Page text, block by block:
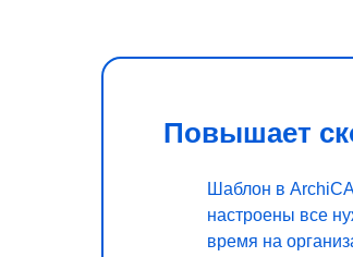
Повышает
Шаблон в
настроены все
время на